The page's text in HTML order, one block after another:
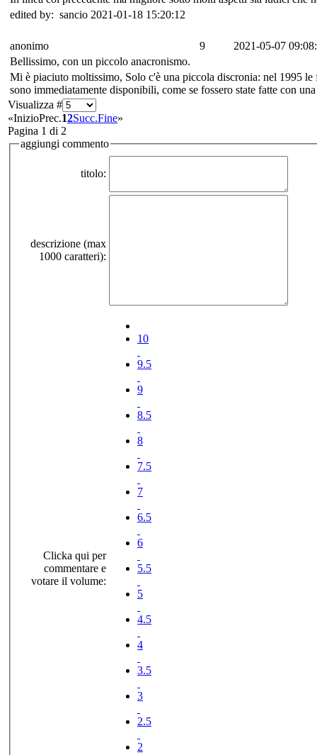
edited by: sancio 2021-01-18 15:20:12
anonimo 9
2021-05-07
Bellissimo, con un piccolo anacronismo.
Mi è piaciuto moltissimo, Solo c'è una piccola discronia: nel 1995
sono immediatamente disponibili, come se fossero state fatte con
Visualizza #
«InizioPrec.12Succ.Fine»
Pagina 1 di 2
aggiungi commento
titolo:
descrizione (max
1000 caratteri):
Clicka qui per
commentare e
votare il volume:
10
9.5
9
8.5
8
7.5
7
6.5
6
5.5
5
4.5
4
3.5
3
2.5
2